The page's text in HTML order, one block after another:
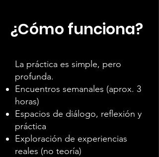
¿Cómo funciona?
La práctica es simple, pero
profunda.
Encuentros semanales (aprox. 3
horas)
Espacios de diálogo, reflexión y
práctica
Exploración de experiencias
reales (no teoría)